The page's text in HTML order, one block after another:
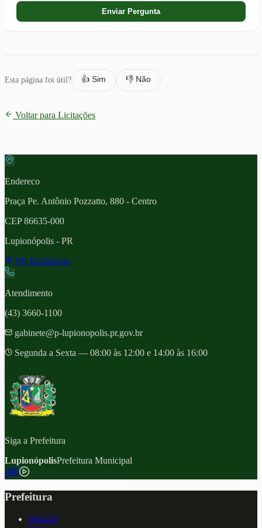
Enviar Pergunta
Esta página foi útil? 👍 Sim 👎 Não
Voltar para Licitações
Endereco
Praça Pe. Antônio Pozzatto, 880 - Centro
CEP86635-000
Lupionópolis - PR
Ver localizacao
Atendimento
(43) 3660-1100
gabinete@p-lupionopolis.pr.gov.br
Segunda a Sexta — 08:00 às 12:00 e 14:00 às 16:00
Siga a Prefeitura
LupionópolisPrefeitura Municipal
f
Prefeitura
Historia